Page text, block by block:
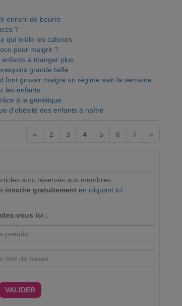
enrichi de beurre
?
qui brûle les calories
pour maigrir ?
à manger plus
grande taille
font grossir malgré un régime sain la semaine
les enfants
à la génétique
d'obésité des enfants à naître
« 2 3 4 5 6 7 »
sont réservés aux membres
inscrire gratuitement en cliquant ici
vous ici :
VALIDER